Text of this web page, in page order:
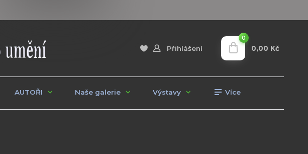
Přihlášení
0
0,00 Kč
AUTOŘI Naše galerie Výstavy Více